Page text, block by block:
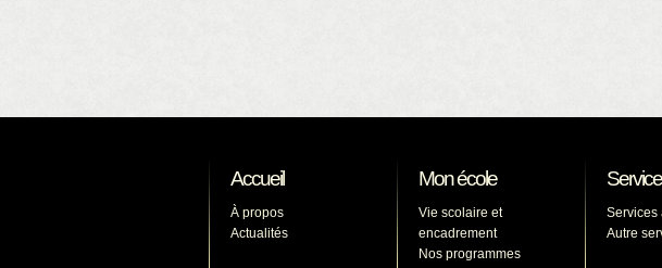
Accueil
À propos
Actualités
Mon école
Vie scolaire et
encadrement
Nos programmes
Services
Autre